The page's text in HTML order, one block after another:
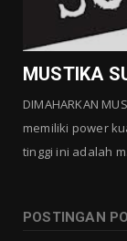
MUSTIKA
DIMAHARKAN
memiliki power
tinggi ini adalah
POSTINGAN